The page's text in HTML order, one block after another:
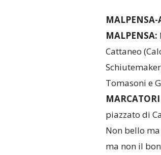
MALPENSA:
Cattaneo
Tomasoni e
piazzato di
Non bello
ma non il